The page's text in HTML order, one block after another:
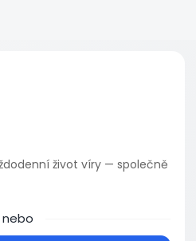
život víry — společně
nebo